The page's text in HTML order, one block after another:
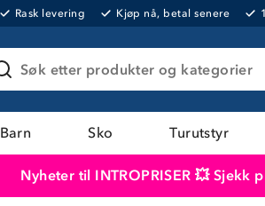
Rask levering Kjøp nå, betal senere
Søk etter produkter og kategorier
Barn Sko Turutstyr
Nyheter til INTROPRISER 💥 Sjekk